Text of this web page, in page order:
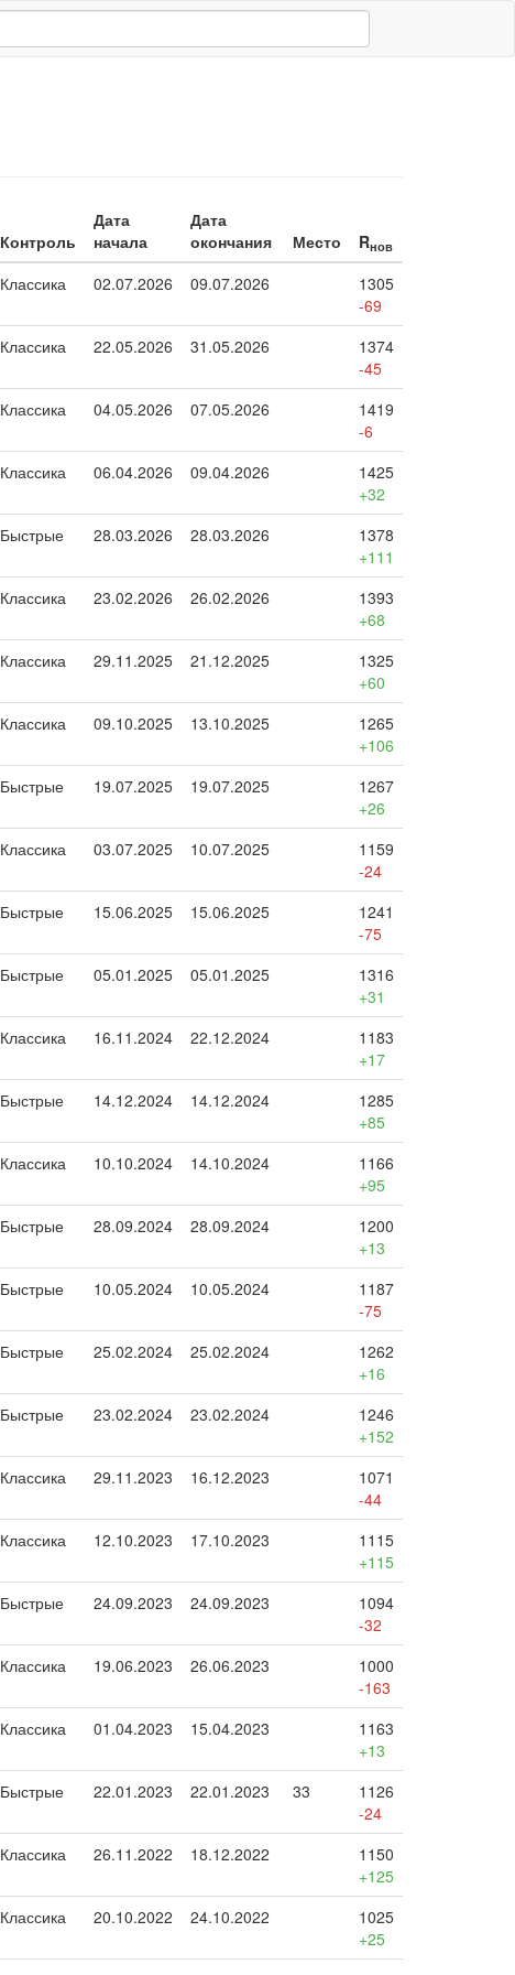
Контроль
Дата
начала
Дата
окончания
Место Rнов
Классика 02.07.2026 09.07.2026
1305
-69
Классика 22.05.2026 31.05.2026
1374
-45
Классика 04.05.2026 07.05.2026
1419
-6
Классика 06.04.2026 09.04.2026
1425
+32
Быстрые 28.03.2026 28.03.2026
1378
+111
Классика 23.02.2026 26.02.2026
1393
+68
Классика 29.11.2025 21.12.2025
1325
+60
Классика 09.10.2025 13.10.2025
1265
+106
Быстрые 19.07.2025 19.07.2025
1267
+26
Классика 03.07.2025 10.07.2025
1159
-24
Быстрые 15.06.2025 15.06.2025
1241
-75
Быстрые 05.01.2025 05.01.2025
1316
+31
Классика 16.11.2024 22.12.2024
1183
+17
Быстрые 14.12.2024 14.12.2024
1285
+85
Классика 10.10.2024 14.10.2024
1166
+95
Быстрые 28.09.2024 28.09.2024
1200
+13
Быстрые 10.05.2024 10.05.2024
1187
-75
Быстрые 25.02.2024 25.02.2024
1262
+16
Быстрые 23.02.2024 23.02.2024
1246
+152
Классика 29.11.2023 16.12.2023
1071
-44
Классика 12.10.2023 17.10.2023
1115
+115
Быстрые 24.09.2023 24.09.2023
1094
-32
Классика 19.06.2023 26.06.2023
1000
-163
Классика 01.04.2023 15.04.2023
1163
+13
Быстрые 22.01.2023 22.01.2023 33
1126
-24
Классика 26.11.2022 18.12.2022
1150
+125
Классика 20.10.2022 24.10.2022
1025
+25